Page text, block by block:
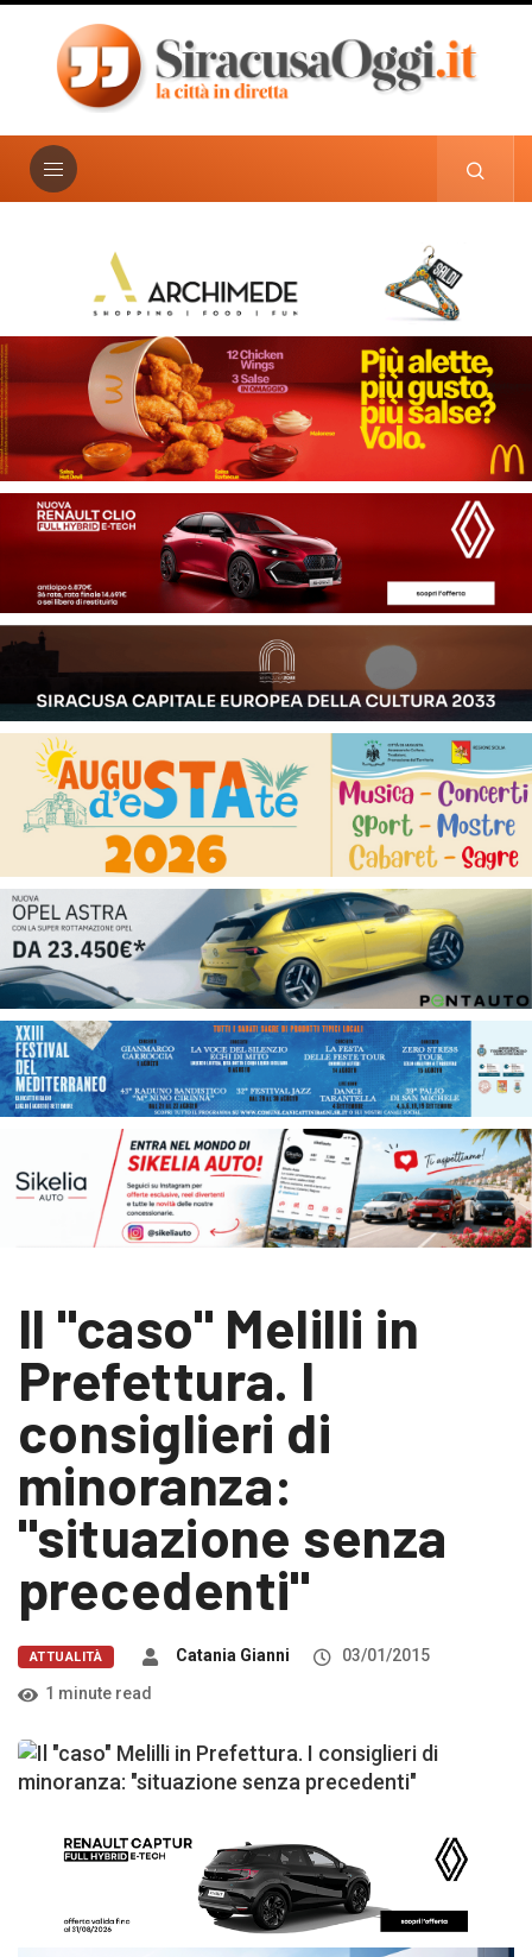
Il "caso" Melilli in
Prefettura. I
consiglieri di
minoranza:
"situazione senza
precedenti"
ATTUALITÀ Catania Gianni
03/01/2015
1 minute read